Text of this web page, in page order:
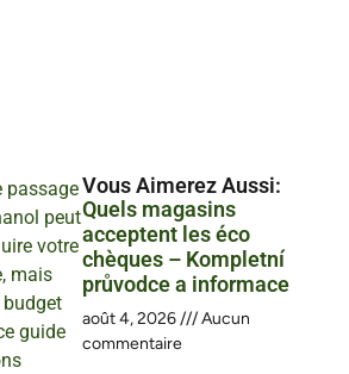
passage
peut
votre
mais
guide
Vous Aimerez Aussi :
Quels magasins
acceptent les éco
chèques – Kompletní
průvodce a informace
août 4, 2026
Aucun
commentaire